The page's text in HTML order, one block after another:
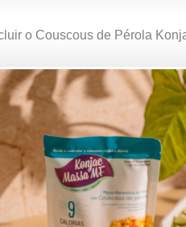
o Couscous de Pérola